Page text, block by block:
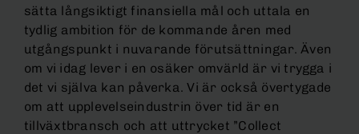
sätta långsiktigt finansiella mål och uttala en
tydlig ambition för de kommande åren med
utgångspunkt i nuvarande förutsättningar. Även
om vi idag lever i en osäker omvärld är vi trygga i
det vi själva kan påverka. Vi är också övertygade
om att upplevelseindustrin över tid är en
tillväxtbransch och att uttrycket ”Collect